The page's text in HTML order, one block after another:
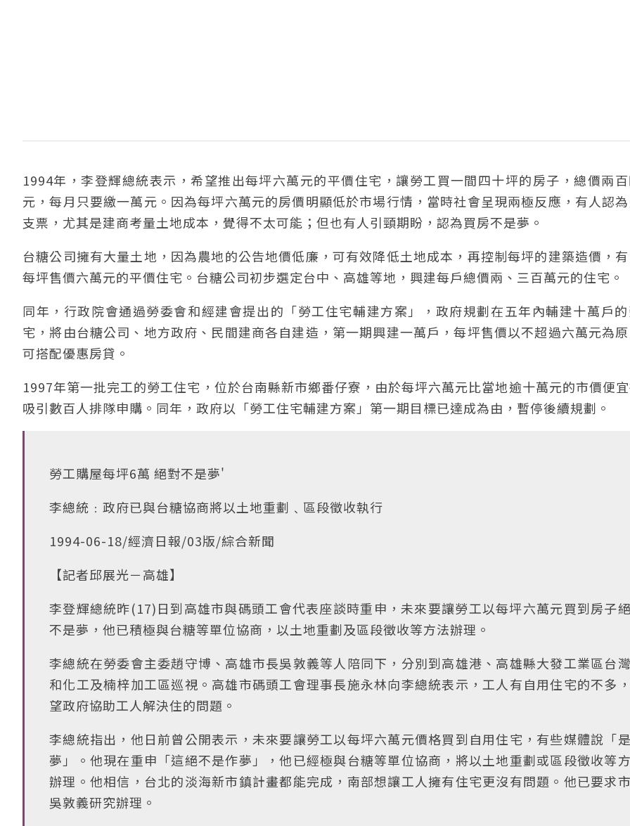
1994年，李登輝總統表示，希望推出每坪六萬元的平價住宅，讓勞工買一間四十坪的房子，總價兩
元，每月只要繳一萬元。因為每坪六萬元的房價明顯低於市場行情，當時社會呈現兩極反應，有人認
支票，尤其是建商考量土地成本，覺得不太可能；但也有人引頸期盼，認為買房不是夢。
台糖公司擁有大量土地，因為農地的公告地價低廉，可有效降低土地成本，再控制每坪的建築造價，
每坪售價六萬元的平價住宅。台糖公司初步選定台中、高雄等地，興建每戶總價兩、三百萬元的住宅。
同年，行政院會通過勞委會和經建會提出的「勞工住宅輔建方案」，政府規劃在五年內輔建十萬戶
宅，將由台糖公司、地方政府、民間建商各自建造，第一期興建一萬戶，每坪售價以不超過六萬元為
可搭配優惠房貸。
1997年第一批完工的勞工住宅，位於台南縣新市鄉番仔寮，由於每坪六萬元比當地逾十萬元的市價便宜
吸引數百人排隊申購。同年，政府以「勞工住宅輔建方案」第一期目標已達成為由，暫停後續規劃。
勞工購屋每坪6萬 絕對不是夢'
李總統﹕政府已與台糖協商將以土地重劃﹑區段徵收執行
1994-06-18/經濟日報/03版/綜合新聞
【記者邱展光－高雄】
李登輝總統昨(17)日到高雄市與碼頭工會代表座談時重申，未來要讓勞工以每坪六萬元買到房子
不是夢，他已積極與台糖等單位協商，以土地重劃及區段徵收等方法辦理。
李總統在勞委會主委趙守博、高雄市長吳敦義等人陪同下，分別到高雄港、高雄縣大發工業區台
和化工及楠梓加工區巡視。高雄市碼頭工會理事長施永林向李總統表示，工人有自用住宅的不多
望政府協助工人解決住的問題。
李總統指出，他日前曾公開表示，未來要讓勞工以每坪六萬元價格買到自用住宅，有些媒體說「
夢」。他現在重申「這絕不是作夢」，他已經極與台糖等單位協商，將以土地重劃或區段徵收等
辦理。他相信，台北的淡海新市鎮計畫都能完成，南部想讓工人擁有住宅更沒有問題。他已要求
吳敦義研究辦理。